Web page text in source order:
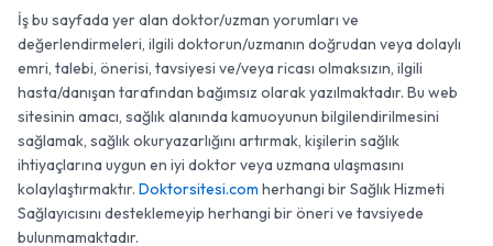
İş bu sayfada yer alan doktor/uzman yorumları ve
değerlendirmeleri, ilgili doktorun/uzmanın doğrudan veya dolaylı
emri, talebi, önerisi, tavsiyesi ve/veya ricası olmaksızın, ilgili
hasta/danışan tarafından bağımsız olarak yazılmaktadır. Bu web
sitesinin amacı, sağlık alanında kamuoyunun bilgilendirilmesini
sağlamak, sağlık okuryazarlığını artırmak, kişilerin sağlık
ihtiyaçlarına uygun en iyi doktor veya uzmana ulaşmasını
kolaylaştırmaktır. Doktorsitesi.com herhangi bir Sağlık Hizmeti
Sağlayıcısını desteklemeyip herhangi bir öneri ve tavsiyede
bulunmamaktadır.